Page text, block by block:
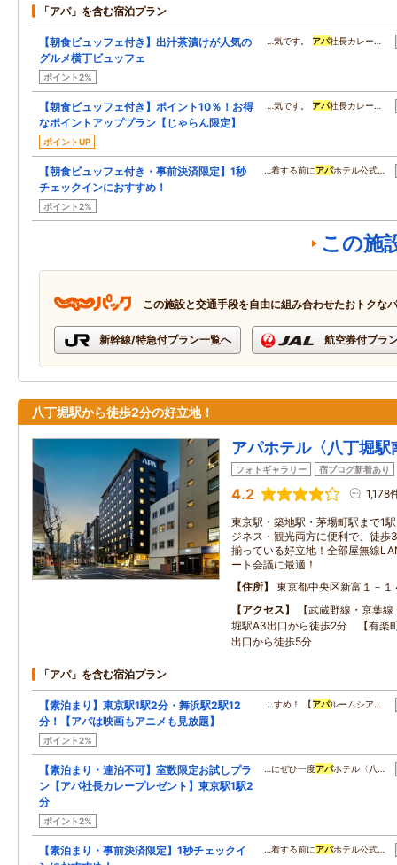
「アパ」を含む宿泊プラン
【朝食ビュッフェ付き】出汁茶漬けが人気の
グルメ横丁ビュッフェ
ポイント2%
…気です。 アパ社長カレー…
【朝食ビュッフェ付き】ポイント10％！お得
なポイントアッププラン【じゃらん限定】
ポイントUP
…気です。 アパ社長カレー…
【朝食ビュッフェ付き・事前決済限定】1秒
チェックインにおすすめ！
ポイント2%
…着する前にアパホテル公式…
この施
この施設と交通手段を自由に組み合わせたおトクな
新幹線/特急付プラン一覧へ 航空券付プラ
八丁堀駅から徒歩2分の好立地！
アパホテル〈八丁堀駅
フォトギャラリー 宿ブログ新着あり
4.2 1,178
東京駅・築地駅・茅場町駅まで1
ジネス・観光両方に便利で、徒
揃っている好立地！全部屋無線
ート会議に最適！
住所
東京都中央区新富１－１
アクセス
【武蔵野線・京葉
堀駅A3出口から徒歩2分 【有楽
出口から徒歩5分
「アパ」を含む宿泊プラン
【素泊まり】東京駅1駅2分・舞浜駅2駅12
分！【アパは映画もアニメも見放題】
ポイント2%
…すめ！ 【アパルームシア…
【素泊まり・連泊不可】室数限定お試しプラ
ン【アパ社長カレープレゼント】東京駅1駅2
分
ポイント2%
…にぜひ一度アパホテル〈八…
【素泊まり・事前決済限定】1秒チェックイ
…着する前にアパホテル公式…